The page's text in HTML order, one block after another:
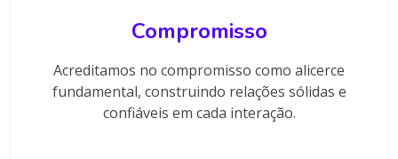
Compromisso
Acreditamos no compromisso como alicerce
fundamental, construindo relações sólidas e
confiáveis em cada interação.